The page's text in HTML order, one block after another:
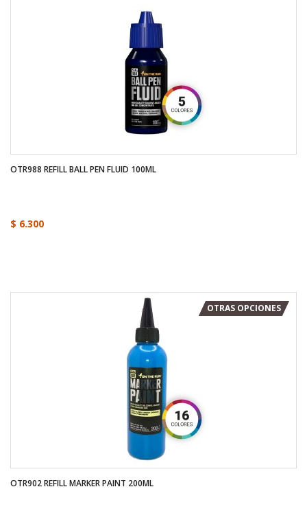
OTR988 REFILL BALL PEN FLUID 100ML
$ 6.300
OTRAS OPCIONES
OTR902 REFILL MARKER PAINT 200ML